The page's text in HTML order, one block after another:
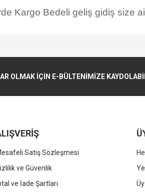
Kargo Bedeli geliş gidiş size
OLMAK İÇİN E-BÜLTENİMİZE
Satış Sözleşmesi
ve Güvenlik
ve İade Şartları